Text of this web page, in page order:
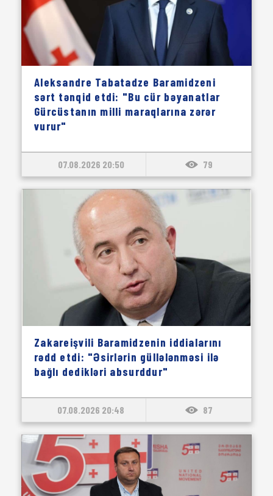
Aleksandre Tabatadze Baramidzeni
sərt tənqid etdi: "Bu cür bəyanatlar
Gürcüstanın milli maraqlarına zərər
vurur"
07.08.2026 20:50 79
Zakareişvili Baramidzenin iddialarını
rədd etdi: "Əsirlərin güllələnməsi ilə
bağlı dedikləri absurddur"
07.08.2026 20:48 87